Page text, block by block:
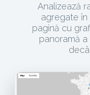
Analizează
agregate
pagină cu
panoramă